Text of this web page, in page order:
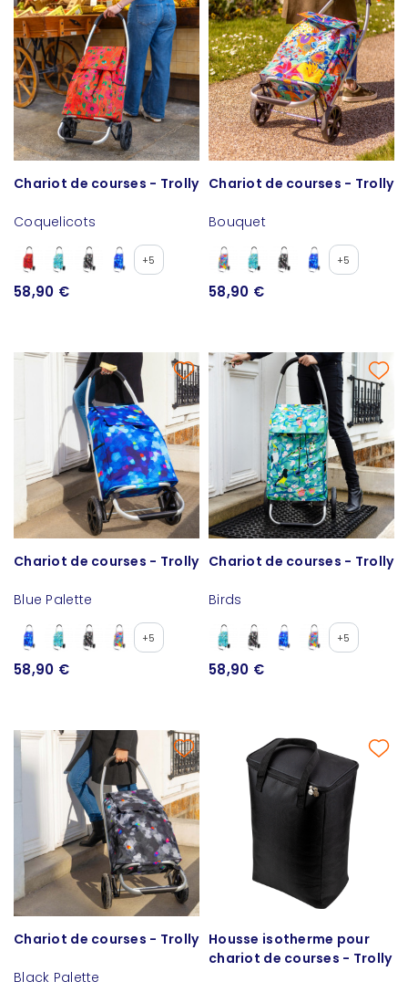
Chariot de courses - Trolly
Coquelicots
+5
58,90 €
Chariot de courses - Trolly
Bouquet
+5
58,90 €
Chariot de courses - Trolly
Blue Palette
+5
58,90 €
Chariot de courses - Trolly
Birds
+5
58,90 €
Chariot de courses - Trolly
Black Palette
Housse isotherme pour
chariot de courses - Trolly